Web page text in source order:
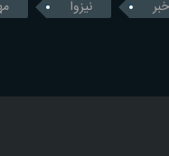
خبر نیزوا